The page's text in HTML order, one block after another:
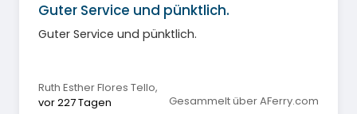
Guter Service und pünktlich.
Guter Service und pünktlich.
Ruth Esther Flores Tello,
vor 227 Tagen
Gesammelt über AFerry.com